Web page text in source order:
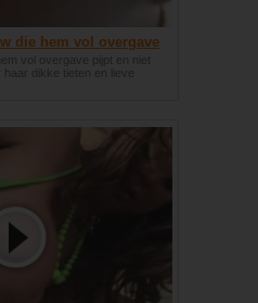
die hem vol overgave
vol overgave pijpt en niet
dikke tieten en lieve